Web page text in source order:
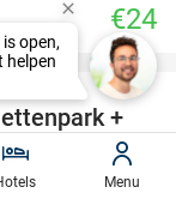
€24
46%
favorite_border
+
8.8star
Menu